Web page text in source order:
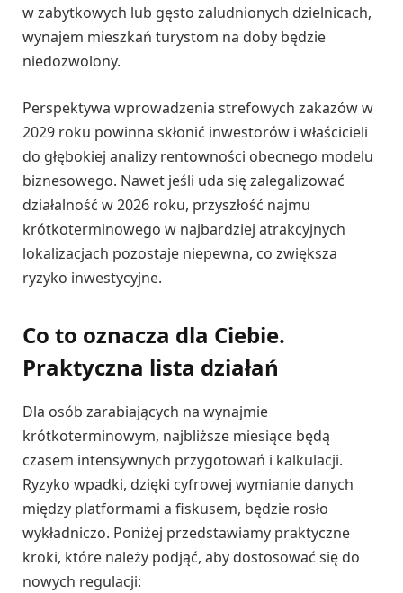
w zabytkowych lub gęsto zaludnionych dzielnicach,
wynajem mieszkań turystom na doby będzie
niedozwolony.
Perspektywa wprowadzenia strefowych zakazów w
2029 roku powinna skłonić inwestorów i właścicieli
do głębokiej analizy rentowności obecnego modelu
biznesowego. Nawet jeśli uda się zalegalizować
działalność w 2026 roku, przyszłość najmu
krótkoterminowego w najbardziej atrakcyjnych
lokalizacjach pozostaje niepewna, co zwiększa
ryzyko inwestycyjne.
Co to oznacza dla Ciebie.
Praktyczna lista działań
Dla osób zarabiających na wynajmie
krótkoterminowym, najbliższe miesiące będą
czasem intensywnych przygotowań i kalkulacji.
Ryzyko wpadki, dzięki cyfrowej wymianie danych
między platformami a fiskusem, będzie rosło
wykładniczo. Poniżej przedstawiamy praktyczne
kroki, które należy podjąć, aby dostosować się do
nowych regulacji: